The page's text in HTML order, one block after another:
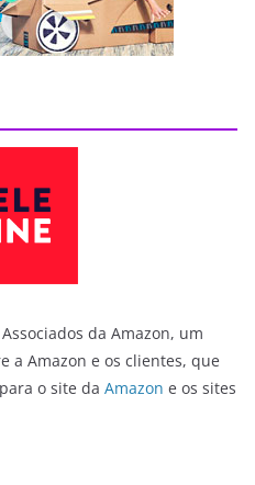
da Amazon, um
a Amazon e os clientes, que
o site da Amazon e os sites